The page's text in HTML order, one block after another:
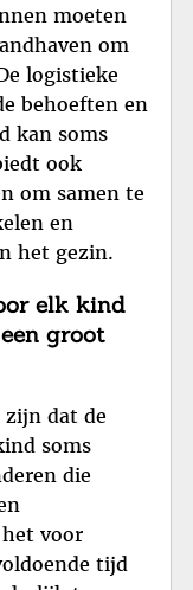
moeten
om
logistieke
behoeften en
kan soms
ook
om samen te
en
het gezin.
elk kind
groot
dat de
soms
die
voor
tijd